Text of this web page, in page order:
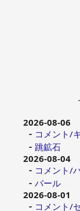
2026-08-06
コメント/
跳鉱石
2026-08-04
コメント/
バール
2026-08-01
コメント/